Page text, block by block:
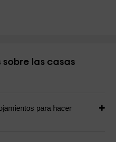
las casas
para hacer